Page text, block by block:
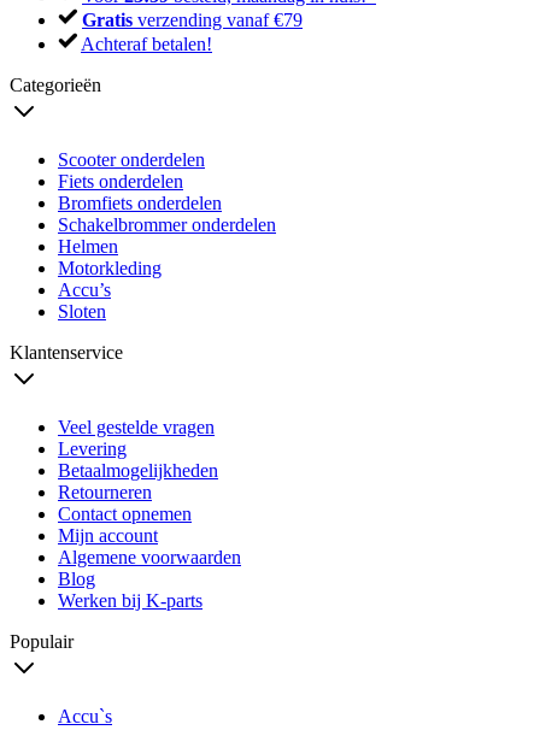
Gratis verzending vanaf €79
Achteraf betalen!
Categorieën
Scooter onderdelen
Fiets onderdelen
Bromfiets onderdelen
Schakelbrommer onderdelen
Helmen
Motorkleding
Accu’s
Sloten
Klantenservice
Veel gestelde vragen
Levering
Betaalmogelijkheden
Retourneren
Contact opnemen
Mijn account
Algemene voorwaarden
Blog
Werken bij K-parts
Populair
Accu`s